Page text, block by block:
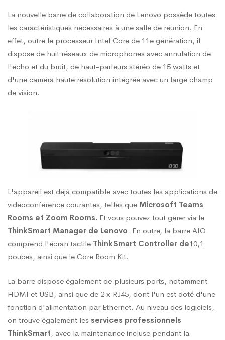
tout-
en-
un
La nouvelle barre de collaboration de Lenovo possède toutes
les caractéristiques nécessaires à une salle de réunion. En
effet, outre le processeur Intel Core de 11e génération, il
dispose de huit réseaux de microphones avec annulation de
l'écho et du bruit, de haut-parleurs stéréo de 15 watts et
d'une caméra haute résolution intégrée avec un large champ
de vision.
L'appareil est déjà compatible avec toutes les applications de
vidéoconférence courantes, telles que Microsoft Teams
Rooms et Zoom Rooms. Et vous pouvez tout gérer via le
ThinkSmart Manager de Lenovo. En outre, la barre AIO
comprend l'écran tactile ThinkSmart Controller de10,1
pouces, ainsi que le Core Room Kit.
La barre dispose également de plusieurs ports, notamment
HDMI et USB, ainsi que de 2 x RJ45, dont l'un est doté d'une
fonction d'alimentation par Ethernet. Au niveau des logiciels,
on trouve également les services professionnels
ThinkSmart, avec la maintenance incluse pendant la